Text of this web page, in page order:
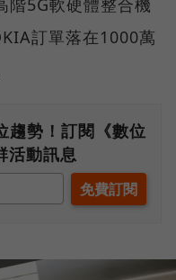
階5G軟硬體整合機
訂單落在1000萬
趨勢！訂閱《數位
活動訊息